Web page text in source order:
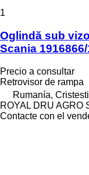
1
Oglindă sub
Scania
Precio a consultar
Retrovisor de rampa
Rumanía, Cristesti
ROYAL DRU AGRO
Contacte con el